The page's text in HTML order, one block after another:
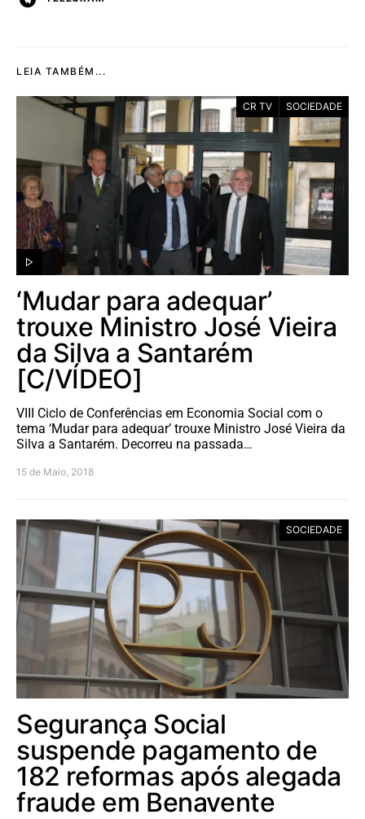
LEIA TAMBÉM...
CR TV SOCIEDADE
‘Mudar para adequar’
trouxe Ministro José Vieira
da Silva a Santarém
[C/VÍDEO]
VIII Ciclo de Conferências em Economia Social com o
tema ‘Mudar para adequar’ trouxe Ministro José Vieira da
Silva a Santarém. Decorreu na passada…
15 de Maio, 2018
SOCIEDADE
Segurança Social
suspende pagamento de
182 reformas após alegada
fraude em Benavente